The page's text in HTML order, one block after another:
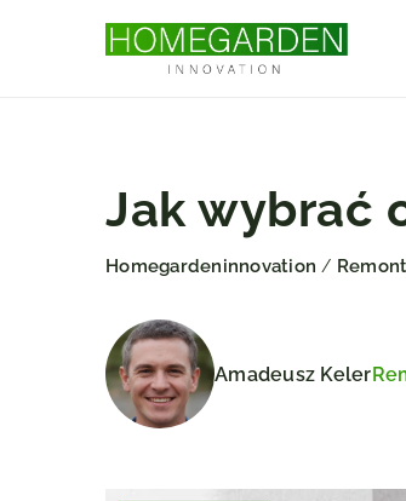
Jak wybrać
Homegardeninnovation /
Amadeusz Keler